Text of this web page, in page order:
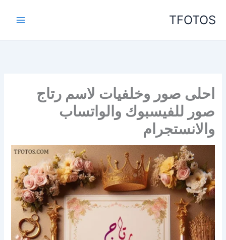
TFOTOS
احلى صور وخلفيات لاسم رتاج
صور للفيسبوك والواتساب
والانستجرام